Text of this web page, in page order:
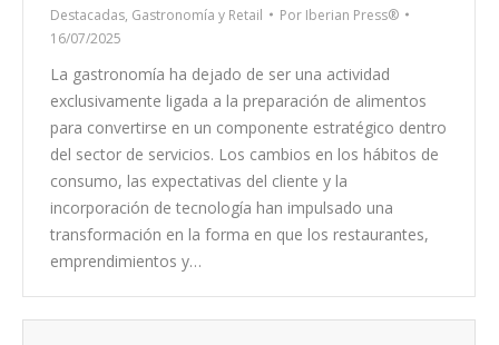
Destacadas, Gastronomía y Retail Por Iberian Press®
16/07/2025
La gastronomía ha dejado de ser una actividad
exclusivamente ligada a la preparación de alimentos
para convertirse en un componente estratégico dentro
del sector de servicios. Los cambios en los hábitos de
consumo, las expectativas del cliente y la
incorporación de tecnología han impulsado una
transformación en la forma en que los restaurantes,
emprendimientos y…